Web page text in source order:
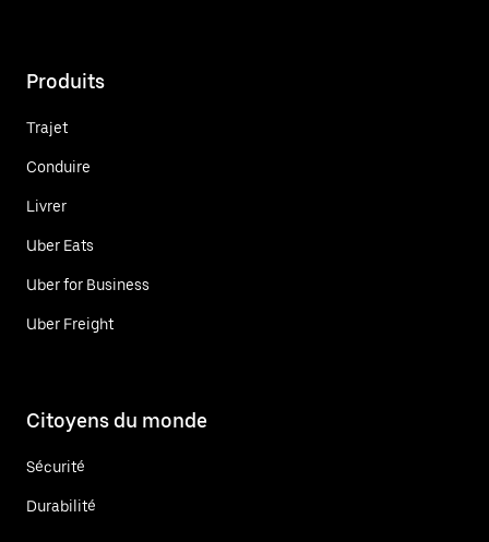
Produits
Trajet
Conduire
Livrer
Uber Eats
Uber for Business
Uber Freight
Citoyens du monde
Sécurité
Durabilité